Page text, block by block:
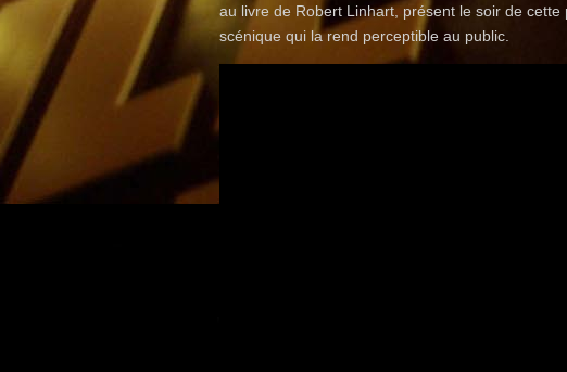
au livre de Robert Linhart, présent le soir de cette
scénique qui la rend perceptible au public.